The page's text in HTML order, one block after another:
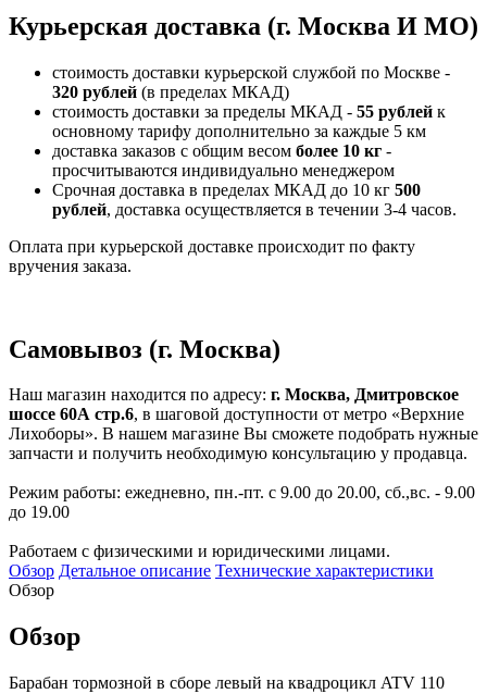
Курьерская доставка (г. Москва И МО)
стоимость доставки курьерской службой по Москве -
320 рублей (в пределах МКАД)
стоимость доставки за пределы МКАД - 55 рублей к
основному тарифу дополнительно за каждые 5 км
доставка заказов с общим весом более 10 кг -
просчитываются индивидуально менеджером
Срочная доставка в пределах МКАД до 10 кг 500
рублей, доставка осуществляется в течении 3-4 часов.
Оплата при курьерской доставке происходит по факту
вручения заказа.
Самовывоз (г. Москва)
Наш магазин находится по адресу: г. Москва, Дмитровское
шоссе 60А стр.6, в шаговой доступности от метро «Верхние
Лихоборы». В нашем магазине Вы сможете подобрать нужные
запчасти и получить необходимую консультацию у продавца.
Режим работы: ежедневно, пн.-пт. с 9.00 до 20.00, сб.,вс. - 9.00
до 19.00
Работаем с физическими и юридическими лицами.
Обзор Детальное описание Технические характеристики
Обзор
Обзор
Барабан тормозной в сборе левый на квадроцикл ATV 110